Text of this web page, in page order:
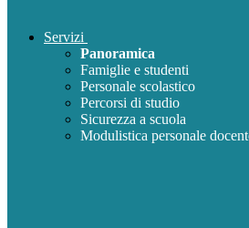
Servizi
Panoramica
Famiglie e studenti
Personale scolastico
Percorsi di studio
Sicurezza a scuola
Modulistica personale